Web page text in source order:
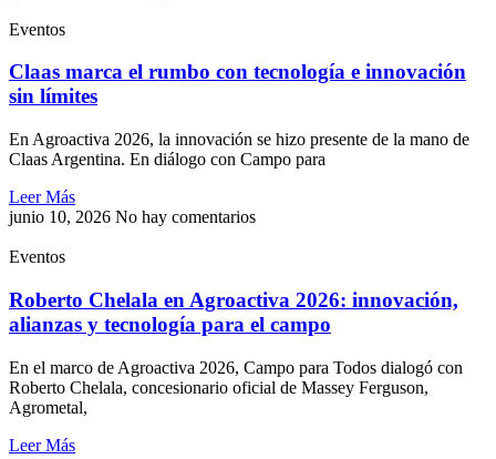
Eventos
Claas marca el rumbo con tecnología e innovación
sin límites
En Agroactiva 2026, la innovación se hizo presente de la mano de
Claas Argentina. En diálogo con Campo para
Leer Más
junio 10, 2026 No hay comentarios
Eventos
Roberto Chelala en Agroactiva 2026: innovación,
alianzas y tecnología para el campo
En el marco de Agroactiva 2026, Campo para Todos dialogó con
Roberto Chelala, concesionario oficial de Massey Ferguson,
Agrometal,
Leer Más